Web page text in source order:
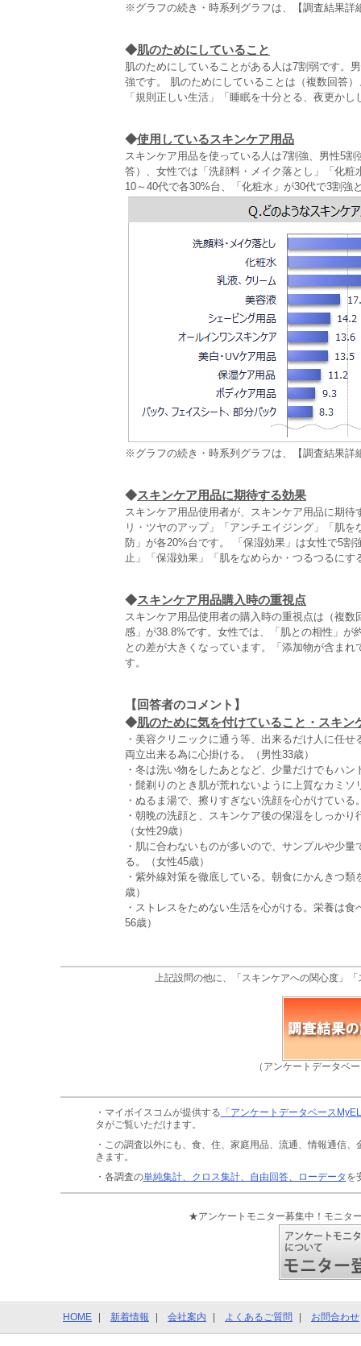
※グラフの続き・時系列グラフは、【調査結果詳
◆肌のためにしていること
肌のためにしていることがある人は7割弱です。
強です。 肌のためにしていることは（複数回答
「規則正しい生活」「睡眠を十分とる、夜更か
◆使用しているスキンケア用品
スキンケア用品を使っている人は7割強、男性5
答）、女性では「洗顔料・メイク落とし」「化
10～40代で各30%台、「化粧水」が30代で3割強
※グラフの続き・時系列グラフは、【調査結果詳
◆スキンケア用品に期待する効果
スキンケア用品使用者が、スキンケア用品に期
リ・ツヤのアップ」「アンチエイジング」「肌
防」が各20%台です。 「保湿効果」は女性で5
止」「保湿効果」「肌をなめらか・つるつるに
◆スキンケア用品購入時の重視点
スキンケア用品使用者の購入時の重視点は（複
感」が38.8%です。女性では、「肌との相性」
との差が大きくなっています。「添加物が含ま
す。
【回答者のコメント】
◆肌のために気を付けていること・スキン
・美容クリニックに通う等、出来るだけ人に任
両立出来る為に心掛ける。（男性33歳）
・冬は洗い物をしたあとなど、少量だけでもハ
・髭剃りのとき肌が荒れないように上質なカミ
・ぬるま湯で、擦りすぎない洗顔を心がけている
・朝晩の洗顔と、スキンケア後の保湿をしっか
（女性29歳）
・肌に合わないものが多いので、サンプルや少
る。（女性45歳）
・紫外線対策を徹底している。朝食にかんきつ
歳）
・ストレスをためない生活を心がける。栄養は
56歳）
上記設問の他に、「スキンケアへの関心度」
（アンケートデータベ
・マイボイスコムが提供する 「アンケートデータベース
タがご覧いただけます。
・この調査以外にも、食、住、家庭用品、流通、情報通信、
きます。
・各調査の単純集計、クロス集計、自由回答、ローデータ を
★アンケートモニター募集中！モニタ
HOME 新着情報 会社案内 よくあるご質問 お問合わせ